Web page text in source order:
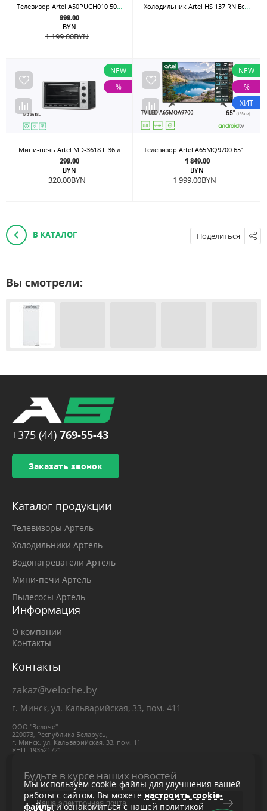
Телевизор Artel A50PUCH010 50″ Google tv 4K Ultra HD
999.00
BYN
1 199.00BYN
Холодильник Artel HS 137 RN Eco-Frost
NEW
%
Мини-печь Artel MD-3618 L 36 л
299.00
BYN
320.00BYN
NEW
%
ХИТ
Телевизор Artel A65MQ9700 65″ Google tv 4K QLED
1 849.00
BYN
1 999.00BYN
В КАТАЛОГ Поделиться
Вы смотрели:
+375 (44) 769-55-43
Заказать звонок
Каталог продукции
Телевизоры Артель
Холодильники Артель
Водонагреватели Артель
Мини-печи Артель
Пылесосы Артель
Информация
О компании
Контакты
Контакты
zakaz@veloche.by
г. Минск, ул. Кальварийская, 33, пом. 411
ООО "Велоче"
220073, Республика Беларусь,
г. Минск, ул. Кальварийская, 33, пом. 11
УНП: 193521721
Будьте в курсе наших новостей
Мы используем cookie-файлы для улучшения вашей
работы с сайтом. Вы можете настроить cookie-
файлыи ознакомиться с нашей политикой